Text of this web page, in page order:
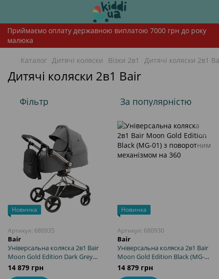
Приймаємо оплату державною виплатою 7000 грн до року
малюка
Каталог Дитячі коляски Візки 2в1 Дитячі коляски 2в1
Дитячі коляски 2в1 Bair
Фільтр За популярністю
Новинка
Артикул: 680935
Bair
Універсальна коляска 2в1 Bair
Moon Gold Edition Dark Grey
(MG-02) з поворотним
механізмом на 360
14 879 грн
Новинка
Артикул: 680930
Bair
Універсальна коляска 2в1 Bair
Moon Gold Edition Black (MG-
01) з поворотним механізмом
14 879 грн